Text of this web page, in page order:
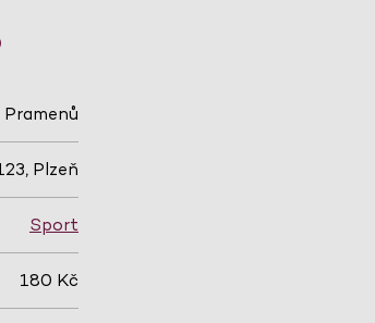
Plzeň
Sport
180 Kč